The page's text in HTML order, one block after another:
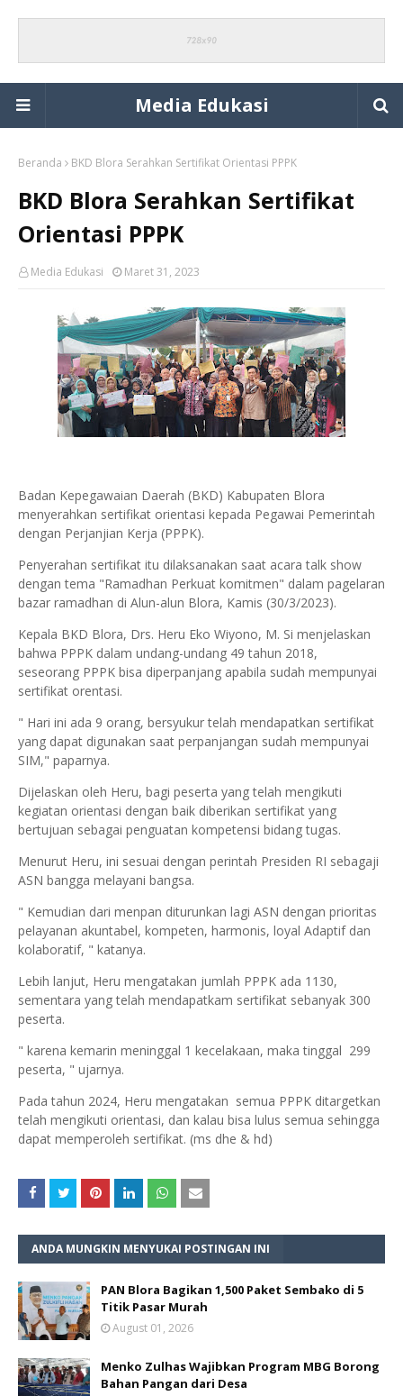
Media Edukasi
Beranda BKD Blora Serahkan Sertifikat Orientasi PPPK
BKD Blora Serahkan Sertifikat
Orientasi PPPK
Media Edukasi Maret 31, 2023
Badan Kepegawaian Daerah (BKD) Kabupaten Blora
menyerahkan sertifikat orientasi kepada Pegawai Pemerintah
dengan Perjanjian Kerja (PPPK).
Penyerahan sertifikat itu dilaksanakan saat acara talk show
dengan tema "Ramadhan Perkuat komitmen" dalam pagelaran
bazar ramadhan di Alun-alun Blora, Kamis (30/3/2023).
Kepala BKD Blora, Drs. Heru Eko Wiyono, M. Si menjelaskan
bahwa PPPK dalam undang-undang 49 tahun 2018,
seseorang PPPK bisa diperpanjang apabila sudah mempunyai
sertifikat orentasi.
" Hari ini ada 9 orang, bersyukur telah mendapatkan sertifikat
yang dapat digunakan saat perpanjangan sudah mempunyai
SIM," paparnya.
Dijelaskan oleh Heru, bagi peserta yang telah mengikuti
kegiatan orientasi dengan baik diberikan sertifikat yang
bertujuan sebagai penguatan kompetensi bidang tugas.
Menurut Heru, ini sesuai dengan perintah Presiden RI sebagaji
ASN bangga melayani bangsa.
" Kemudian dari menpan diturunkan lagi ASN dengan prioritas
pelayanan akuntabel, kompeten, harmonis, loyal Adaptif dan
kolaboratif, " katanya.
Lebih lanjut, Heru mengatakan jumlah PPPK ada 1130,
sementara yang telah mendapatkam sertifikat sebanyak 300
peserta.
" karena kemarin meninggal 1 kecelakaan, maka tinggal 299
peserta, " ujarnya.
Pada tahun 2024, Heru mengatakan semua PPPK ditargetkan
telah mengikuti orientasi, dan kalau bisa lulus semua sehingga
dapat memperoleh sertifikat. (ms dhe & hd)
ANDA MUNGKIN MENYUKAI POSTINGAN INI
PAN Blora Bagikan 1,500 Paket Sembako di 5
Titik Pasar Murah
August 01, 2026
Menko Zulhas Wajibkan Program MBG Borong
Bahan Pangan dari Desa